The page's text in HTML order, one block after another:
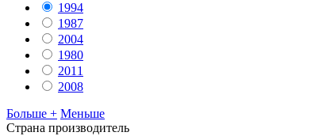
1994
1987
2004
1980
2011
2008
Больше + Меньше
Cтрана производитель